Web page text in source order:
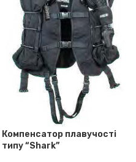
Компенсатор плавучості
типу “Shark”